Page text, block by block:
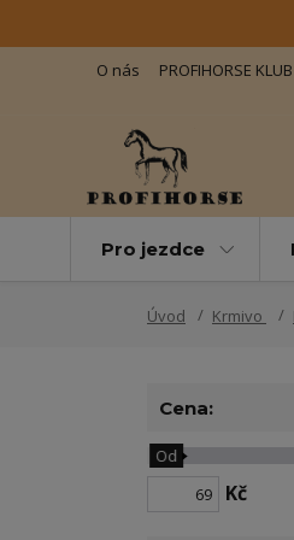
O nás PROFIHORSE KLUB
Pro jezdce
Úvod Krmivo
Cena:
Kč
Od